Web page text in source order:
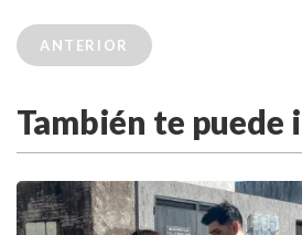
ANTERIOR
También te puede